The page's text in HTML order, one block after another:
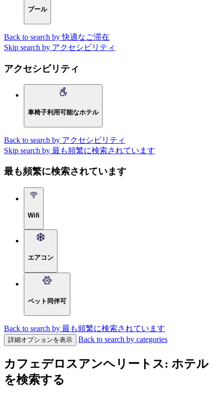
プール
Back to search by 快適なご滞在
Skip search by アクセシビリティ
アクセシビリティ
車椅子利用可能なホテル
Back to search by アクセシビリティ
Skip search by 最も頻繁に検索されています
最も頻繁に検索されています
Wifi
エアコン
ペット同伴可
Back to search by 最も頻繁に検索されています
詳細オプションを表示 Back to search by categories
カフェデロスアンヘリートス: ホテル
を検索する